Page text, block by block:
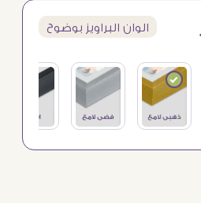
الوان البراويز بوضوح